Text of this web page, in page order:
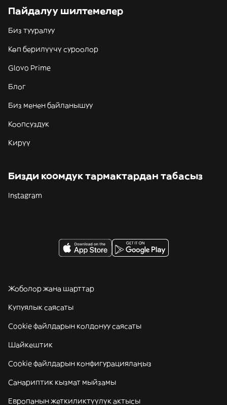
Пайдалуу шилтемелер
Биз тууралуу
Көп берилүүчү суроолор
Glovo Prime
Блог
Биз менен байланышуу
Коопсуздук
Кирүү
Бизди коомдук тармактардан табасыз
Instagram
Жоболор жана шарттар
Купуялык саясаты
Cookie файлдарын колдонуу саясаты
Шайкештик
Cookie файлдарын конфигурациялаңыз
Санариптик кызмат мыйзамы
Европанын жеткиликтүүлүк актысы